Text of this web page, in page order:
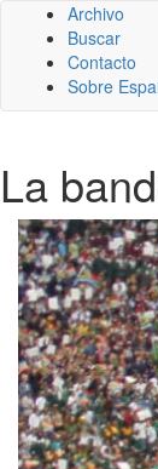
Archivo
Buscar
Contacto
Sobre
La